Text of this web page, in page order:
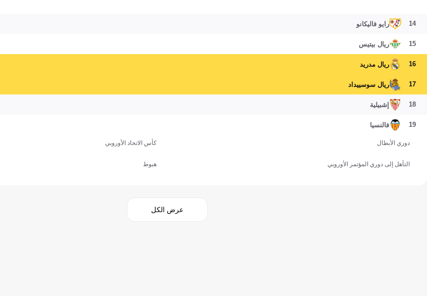
14 رايو فاليكانو
15 ريال بيتيس
16 ريال مدريد
17 ريال سوسييداد
18 إشبيلية
19 فالنسيا
دوري الأبطال كأس الاتحاد الأوروبي
التأهل إلى دوري المؤتمر الأوروبي هبوط
عرض الكل